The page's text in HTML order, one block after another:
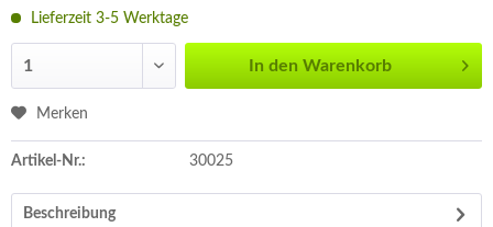
Lieferzeit 3-5 Werktage
In den Warenkorb
Merken
Artikel-Nr.: 30025
Beschreibung